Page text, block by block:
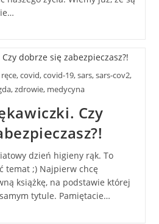
covid, covid-19, sars, sars-cov2,
zdrowie, medycyna
Czy
dzień higieny rąk. To
temat ;) Najpierw chcę
książkę, na podstawie której
tytule. Pamiętacie…